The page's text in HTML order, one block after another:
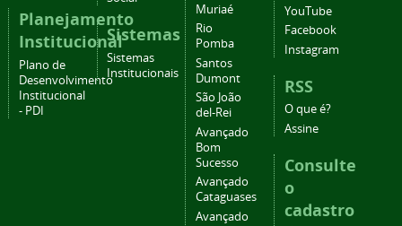
Planejamento
Institucional
Plano de
Desenvolvimento
Institucional
- PDI
Sistemas
Sistemas
Institucionais
Muriaé
Rio
Pomba
Santos
Dumont
São João
del-Rei
Avançado
Bom
Sucesso
Avançado
Cataguases
Avançado
YouTube
Facebook
Instagram
RSS
O que é?
Assine
Consulte
o
cadastro